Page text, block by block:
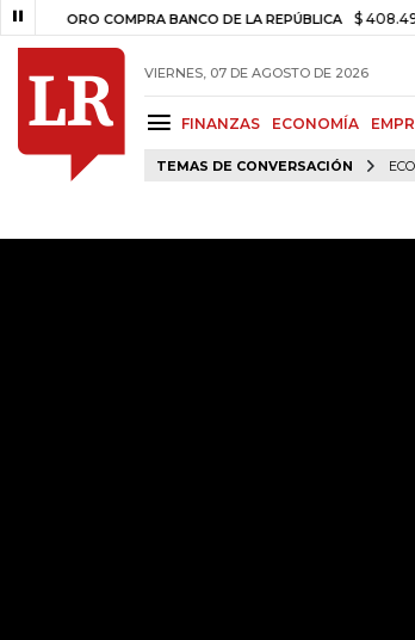
ORO COMPRA BANCO DE LA REPÚBLICA $ 408.498,97
VIERNES, 07 DE AGOSTO DE 2026
FINANZAS ECONOMÍA
TEMAS DE CONVERSACIÓN